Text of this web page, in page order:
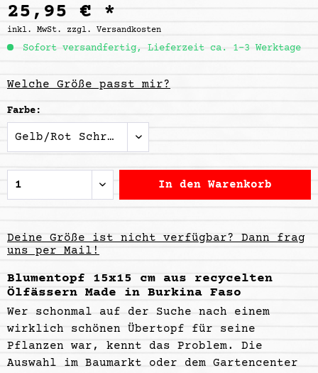
25,95 € *
inkl. MwSt. zzgl. Versandkosten
Sofort versandfertig, Lieferzeit ca. 1-3 Werktage
Welche Größe passt mir?
Farbe:
In den Warenkorb
Deine Größe ist nicht verfügbar? Dann frag
uns per Mail!
Blumentopf 15x15 cm aus recycelten
Ölfässern Made in Burkina Faso
Wer schonmal auf der Suche nach einem
wirklich schönen Übertopf für seine
Pflanzen war, kennt das Problem. Die
Auswahl im Baumarkt oder dem Gartencenter